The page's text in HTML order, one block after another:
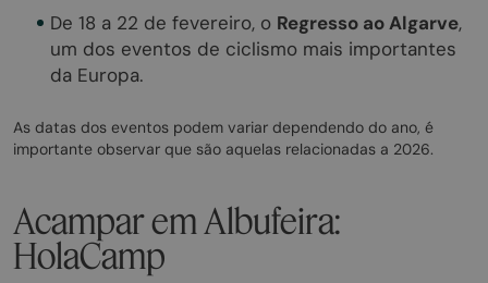
De 18 a 22 de fevereiro, o Regresso ao Algarve,
um dos eventos de ciclismo mais importantes
da Europa.
As datas dos eventos podem variar dependendo do ano, é
importante observar que são aquelas relacionadas a 2026.
Acampar em Albufeira:
HolaCamp